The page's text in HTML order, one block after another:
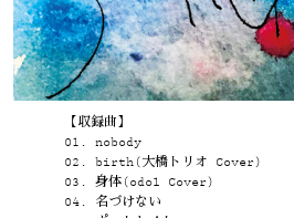
【収録曲】
01. nobody
02. birth(大橋トリオ Cover)
03. 身体(odol Cover)
04. 名づけない